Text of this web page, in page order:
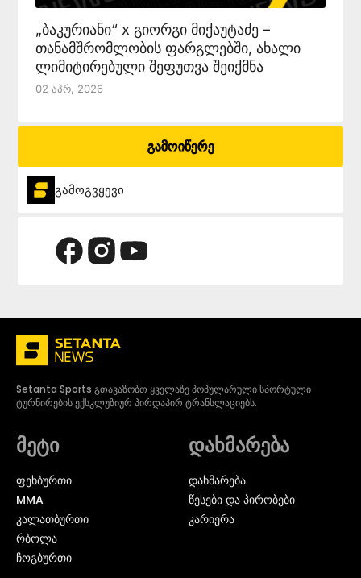
„ბაკურიანი“ x გიორგი მიქაუტაძე –
თანამშრომლობის ფარგლებში, ახალი
ლიმიტირებული შეფუთვა შეიქმნა
02 Აპრ, 2026
გამოიწერე
გამოგვყევი
Setanta Sports გთავაზობთ ყველაზე პოპულარული სპორტული
ტურნირების ექსკლუზიურ პირდაპირ ტრანსლაციებს.
მეტი
ᲤᲔᲮᲑᲣᲠᲗᲘ
MMA
ᲙᲐᲚᲐᲗᲑᲣᲠᲗᲘ
ᲠᲑᲝᲚᲐ
ᲩᲝᲒᲑᲣᲠᲗᲘ
დახმარება
დახმარება
წესები და პირობები
კარიერა